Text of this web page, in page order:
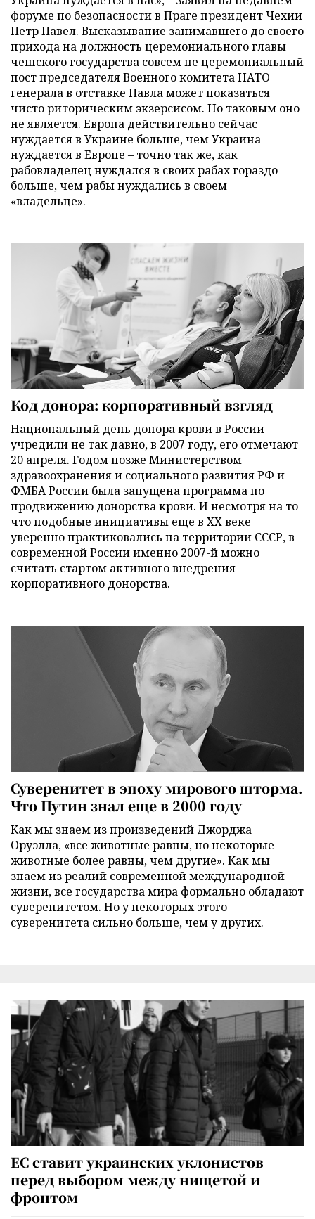
форуме по безопасности в Праге президент Чехии
Петр Павел. Высказывание занимавшего до своего
прихода на должность церемониального главы
чешского государства совсем не церемониальный
пост председателя Военного комитета НАТО
генерала в отставке Павла может показаться
чисто риторическим экзерсисом. Но таковым оно
не является. Европа действительно сейчас
нуждается в Украине больше, чем Украина
нуждается в Европе – точно так же, как
рабовладелец нуждался в своих рабах гораздо
больше, чем рабы нуждались в своем
«владельце».
Код донора: корпоративный взгляд
Национальный день донора крови в России
учредили не так давно, в 2007 году, его отмечают
20 апреля. Годом позже Министерством
здравоохранения и социального развития РФ и
ФМБА России была запущена программа по
продвижению донорства крови. И несмотря на то
что подобные инициативы еще в ХХ веке
уверенно практиковались на территории СССР, в
современной России именно 2007-й можно
считать стартом активного внедрения
корпоративного донорства.
Суверенитет в эпоху мирового шторма.
Что Путин знал еще в 2000 году
Как мы знаем из произведений Джорджа
Оруэлла, «все животные равны, но некоторые
животные более равны, чем другие». Как мы
знаем из реалий современной международной
жизни, все государства мира формально обладают
суверенитетом. Но у некоторых этого
суверенитета сильно больше, чем у других.
ЕС ставит украинских уклонистов
перед выбором между нищетой и
фронтом